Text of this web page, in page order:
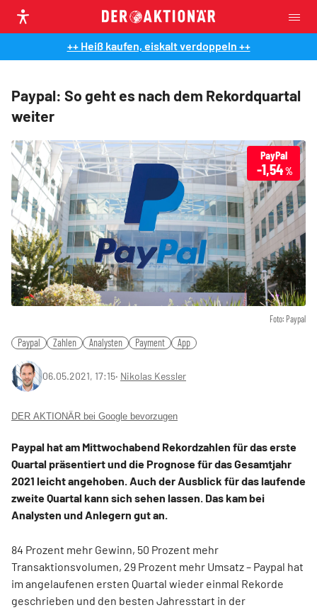
++ Heiß kaufen, eiskalt verdoppeln ++
Paypal: So geht es nach dem Rekordquartal
weiter
Foto: Paypal
PayPal
-1,54%
Paypal Zahlen Analysten Payment App
06.05.2021, 17:15‧ Nikolas Kessler
DER AKTIONÄR bei Google bevorzugen
Paypal hat am Mittwochabend Rekordzahlen für das erste
Quartal präsentiert und die Prognose für das Gesamtjahr
2021 leicht angehoben. Auch der Ausblick für das laufende
zweite Quartal kann sich sehen lassen. Das kam bei
Analysten und Anlegern gut an.
84 Prozent mehr Gewinn, 50 Prozent mehr
Transaktionsvolumen, 29 Prozent mehr Umsatz – Paypal hat
im angelaufenen ersten Quartal wieder einmal Rekorde
geschrieben und den besten Jahresstart in der